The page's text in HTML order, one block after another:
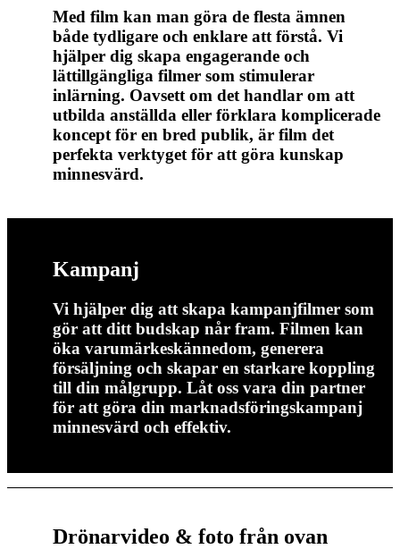
Med film kan man göra de flesta ämnen
både tydligare och enklare att förstå. Vi
hjälper dig skapa engagerande och
lättillgängliga filmer som stimulerar
inlärning. Oavsett om det handlar om att
utbilda anställda eller förklara komplicerade
koncept för en bred publik, är film det
perfekta verktyget för att göra kunskap
minnesvärd.
Kampanj
Vi hjälper dig att skapa kampanjfilmer som
gör att ditt budskap når fram. Filmen kan
öka varumärkeskännedom, generera
försäljning och skapar en starkare koppling
till din målgrupp. Låt oss vara din partner
för att göra din marknadsföringskampanj
minnesvärd och effektiv.
Drönarvideo & foto från ovan